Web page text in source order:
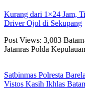
Kurang dari 1×24 Jam,
Driver Ojol di Sekupang
Post Views: 3,083
Jatanras Polda
Satbinmas Polresta
Vistos Kasih Ikhlas